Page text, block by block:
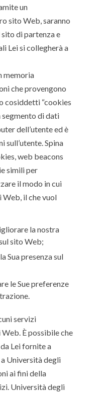
un
sito Web, saranno
sito di partenza e
Lei si collegherà a
memoria
che provengono
cosiddetti “cookies
segmento di dati
dell’utente ed è
sull’utente. Spina
web beacons
simili per
il modo in cui
Web, il che vuol
la nostra
sito Web;
Sua presenza sul
le Sue preferenze
servizi
È possibile che
Lei fornite a
Università degli
ai fini della
Università degli